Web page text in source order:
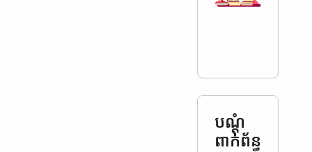
បណ្តុំ​
ពាក់ព័ន្ធ